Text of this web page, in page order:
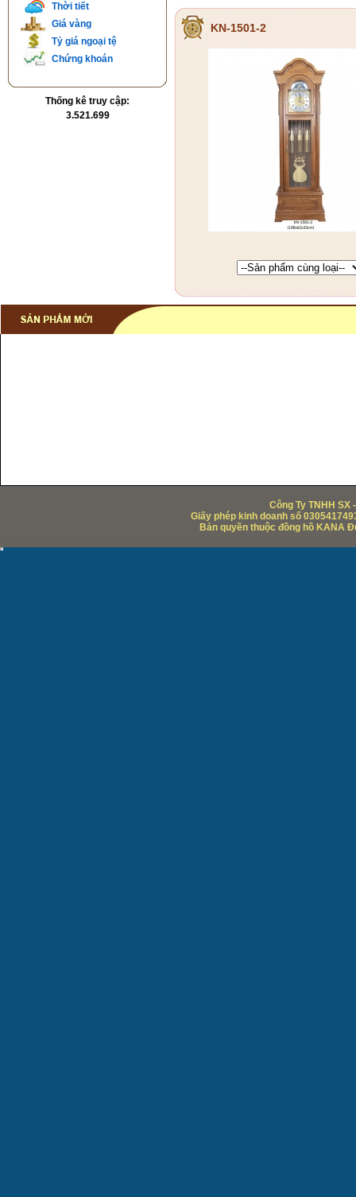
Thời tiết
Giá vàng
Tỷ giá ngoại tệ
Chứng khoán
Thống kê truy cập:
3.521.699
KN-1501-2
Công Ty TNHH SX
Giấy phép kinh doanh số
Bản quyền thuộc đồng hồ KANA